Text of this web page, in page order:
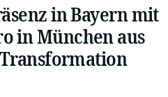
in Bayern mit
in München aus